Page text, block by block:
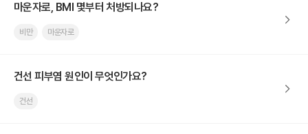
마운자로, BMI 몇부터 처방되나요?
비만 마운자로
건선 피부염 원인이 무엇인가요?
건선